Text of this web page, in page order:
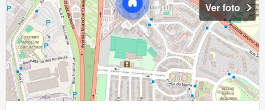
Ver foto